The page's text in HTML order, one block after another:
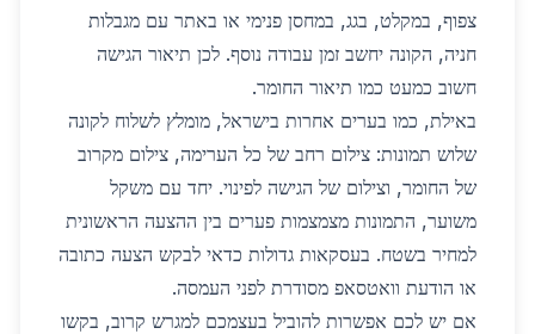
צפוף, במקלט, בגג, במחסן פנימי או באתר עם מגבלות
חניה, הקונה יחשב זמן עבודה נוסף. לכן תיאור הגישה
חשוב כמעט כמו תיאור החומר.
באילת, כמו בערים אחרות בישראל, מומלץ לשלוח לקונה
שלוש תמונות: צילום רחב של כל הערימה, צילום מקרוב
של החומר, וצילום של הגישה לפינוי. יחד עם משקל
משוער, התמונות מצמצמות פערים בין ההצעה הראשונית
למחיר בשטח. בעסקאות גדולות כדאי לבקש הצעה כתובה
או הודעת וואטסאפ מסודרת לפני העמסה.
אם יש לכם אפשרות להוביל בעצמכם למגרש קרוב, בקשו